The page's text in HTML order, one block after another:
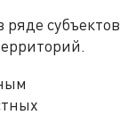
субъектов